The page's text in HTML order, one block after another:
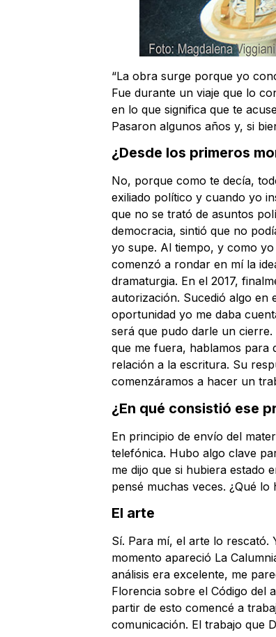
“La obra surge porque yo
Fue durante un viaje que lo
en lo que significa que te
Pasaron algunos años y, si
¿Desde los primeros
No, porque como te decía,
exiliado político y cuando yo
que no se trató de asuntos
democracia, sintió que no
yo supe. Al tiempo, y como
comenzó a rondar en mí la
dramaturgia. En el 2017,
autorización. Sucedió algo en
oportunidad yo me daba
será que pudo darle un
que me fuera, hablamos para
relación a la escritura. Su
comenzáramos a hacer un
¿En qué consistió ese
En principio de envío del
telefónica. Hubo algo clave
me dijo que si hubiera estado
pensé muchas veces. ¿Qué
El arte
Sí. Para mí, el arte lo rescató.
momento apareció La
análisis era excelente, me
Florencia sobre el Código del
partir de esto comencé a
comunicación. El trabajo que